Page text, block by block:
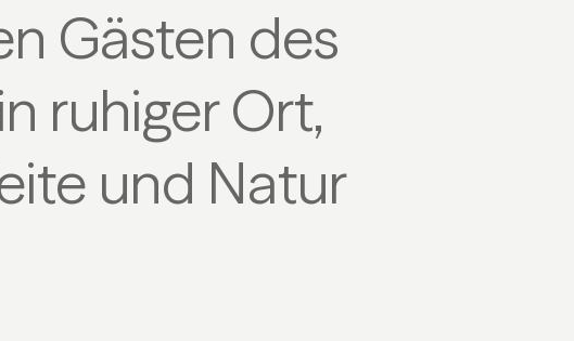
Gästen des
ruhiger Ort,
und Natur